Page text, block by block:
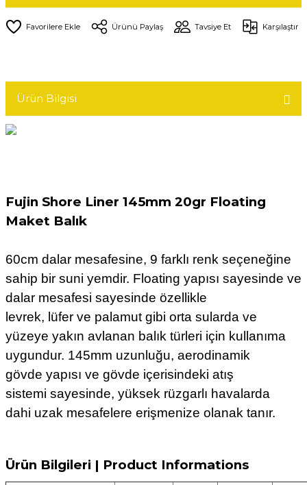
Ürünü Paylaş Tavsiye Et Karşılaştır
Ürün Bilgisi
Fujin Shore Liner 145mm 20gr Floating
Maket Balık
60cm dalar mesafesine, 9 farklı renk seçeneğine
sahip bir suni yemdir. Floating yapısı sayesinde ve
dalar mesafesi sayesinde özellikle
levrek, lüfer ve palamut gibi orta sularda ve
yüzeye yakın avlanan balık türleri için kullanıma
uygundur. 145mm uzunluğu, aerodinamik
gövde yapısı ve gövde içerisindeki atış
sistemi sayesinde, yüksek rüzgarlı havalarda
dahi uzak mesafelere erişmenize olanak tanır.
Ürün Bilgileri | Product Informations